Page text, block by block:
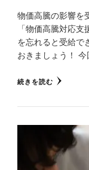
物価高騰の影響を
「物価高騰対応
を忘れると受給で
おきましょう！
続きを読む